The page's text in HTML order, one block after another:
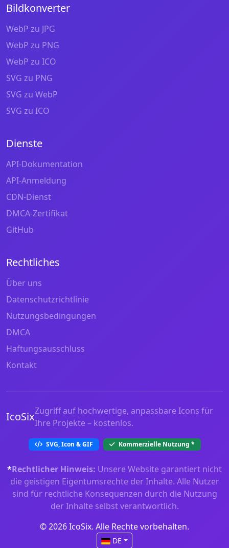
Bildkonverter
WebP zu JPG
WebP zu PNG
WebP zu ICO
SVG zu PNG
SVG zu WebP
SVG zu ICO
Dienste
API-Dokumentation
API-Anmeldung
CDN-Dienst
DMCA-Zertifikat
GitHub
Rechtliches
Über uns
Datenschutzrichtlinie
Nutzungsbedingungen
DMCA
Haftungsausschluss
Kontakt
IcoSixZugriff auf hochwertige, anpassbare Icons für
Ihre Projekte – kostenlos.
SVG, Icon & GIF Kommerzielle Nutzung *
*Rechtlicher Hinweis: Unsere Website garantiert nicht
die geistigen Eigentumsrechte der Inhalte. Alle Nutzer
sind für rechtliche Konsequenzen durch die Nutzung
der Inhalte selbst verantwortlich.
© 2026 IcoSix. Alle Rechte vorbehalten.
DE